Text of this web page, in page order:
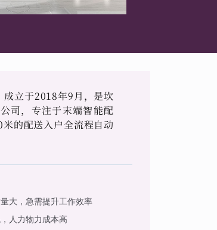
成立于2018年9月，是坎
司，专注于末端智能配
的配送入户全流程自动
大，急需提升工作效率
人力物力成本高